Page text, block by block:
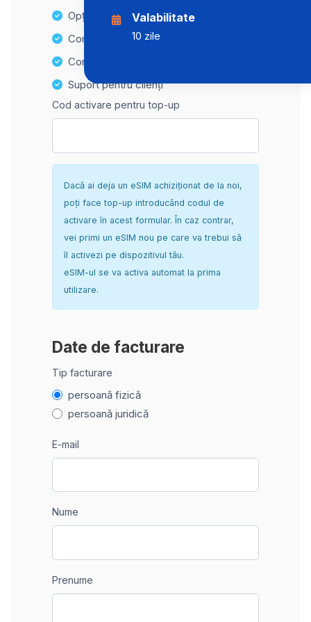
Opțiuni de reîncărcare ușoară
Compatibilitate Hotspot
Configurare sigură și fără complicații
Suport pentru clienți
Cod activare pentru top-up
Dacă ai deja un eSIM achiziționat de la noi,
poți face top-up introducând codul de
activare în acest formular. În caz contrar,
vei primi un eSIM nou pe care va trebui să
îl activezi pe dispozitivul tău.
eSIM-ul se va activa automat la prima
utilizare.
Date de facturare
Tip facturare
persoană fizică
persoană juridică
E-mail
Nume
Prenume
Valabilitate
10 zile